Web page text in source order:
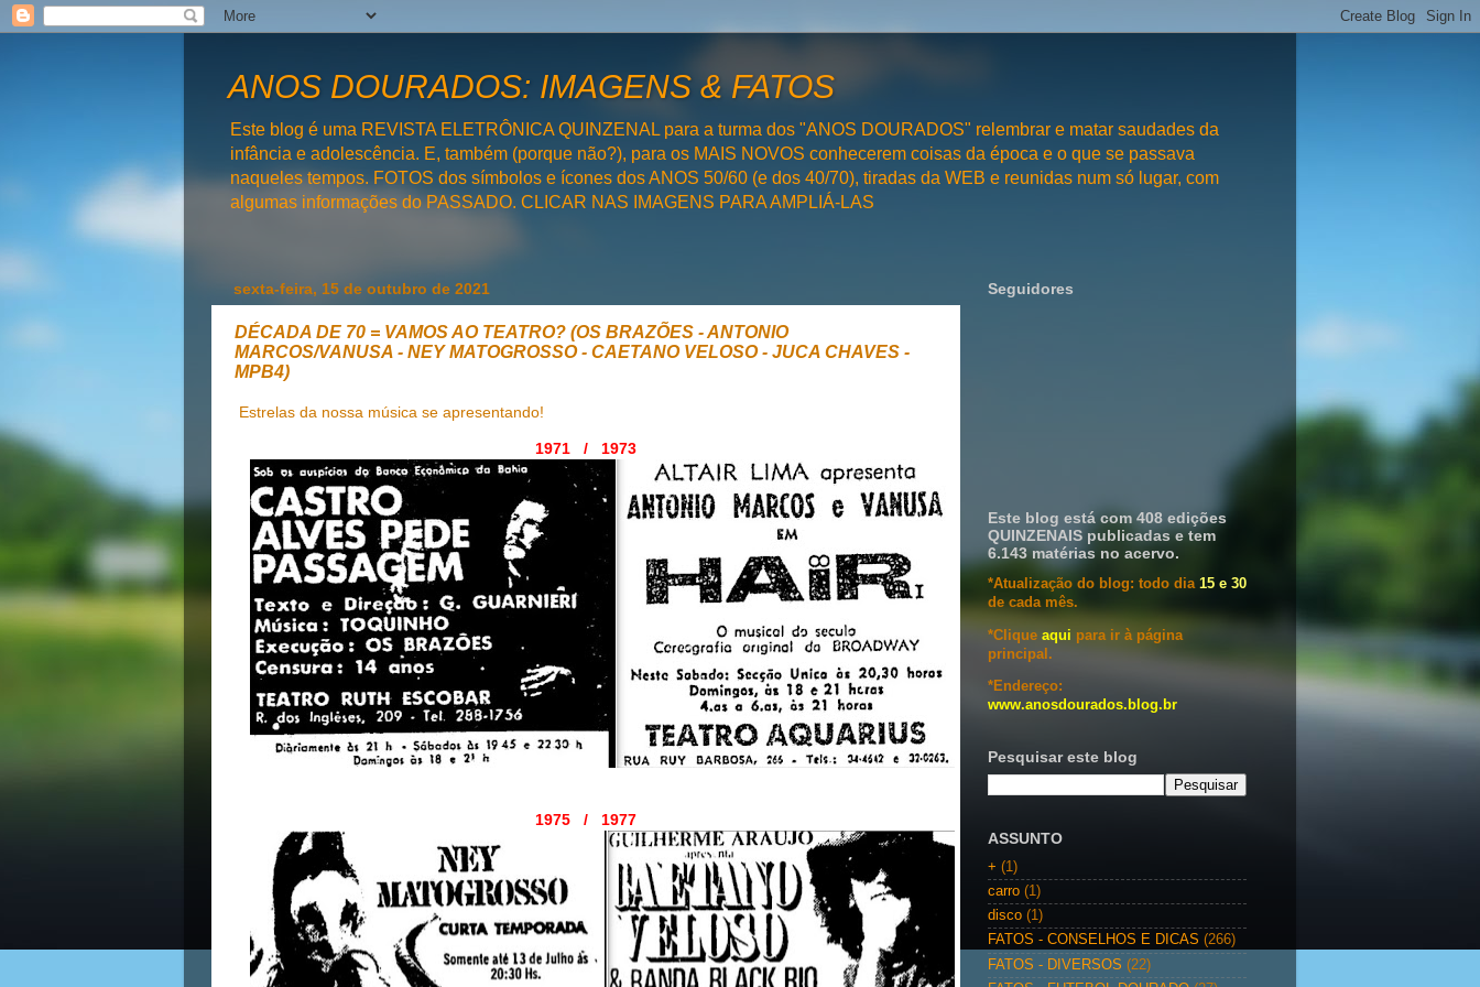
ANOS DOURADOS: IMAGENS & FATOS
Este blog é uma REVISTA ELETRÔNICA QUINZENAL para a turma dos "ANOS DOURADOS" relembrar e matar saudades da
infância e adolescência. E, também (porque não?), para os MAIS NOVOS conhecerem coisas da época e o que se passava
naqueles tempos. FOTOS dos símbolos e ícones dos ANOS 50/60 (e dos 40/70), tiradas da WEB e reunidas num só lugar, com
algumas informações do PASSADO. CLICAR NAS IMAGENS PARA AMPLIÁ-LAS
sexta-feira, 15 de outubro de 2021
DÉCADA DE 70 = VAMOS AO TEATRO? (OS BRAZÕES - ANTONIO
MARCOS/VANUSA - NEY MATOGROSSO - CAETANO VELOSO - JUCA CHAVES -
MPB4)
Estrelas da nossa música se apresentando!
1971 / 1973
1975 / 1977
Seguidores
Este blog está com 408 edições
QUINZENAIS publicadas e tem
6.143 matérias no acervo.
*Atualização do blog: todo dia 15 e 30
de cada mês.
*Clique aqui para ir à página
principal.
*Endereço:
www.anosdourados.blog.br
Pesquisar este blog
ASSUNTO
+ (1)
carro (1)
disco (1)
FATOS - CONSELHOS E DICAS (266)
FATOS - DIVERSOS (22)